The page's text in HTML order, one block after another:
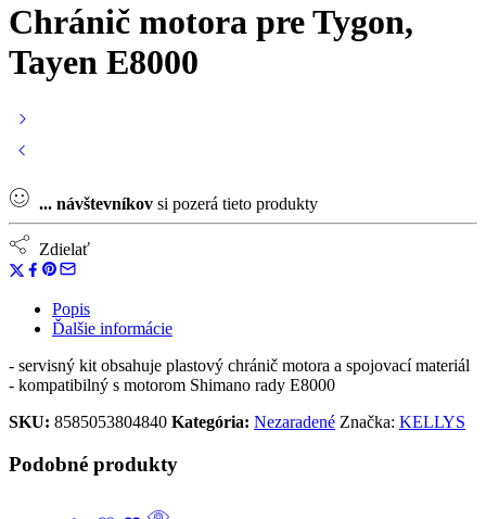
Chránič motora pre Tygon,
Tayen E8000
... návštevníkov si pozerá tieto produkty
Zdielať
Popis
Ďalšie informácie
- servisný kit obsahuje plastový chránič motora a spojovací materiál
- kompatibilný s motorom Shimano rady E8000
SKU: 8585053804840 Kategória: Nezaradené Značka: KELLYS
Podobné produkty